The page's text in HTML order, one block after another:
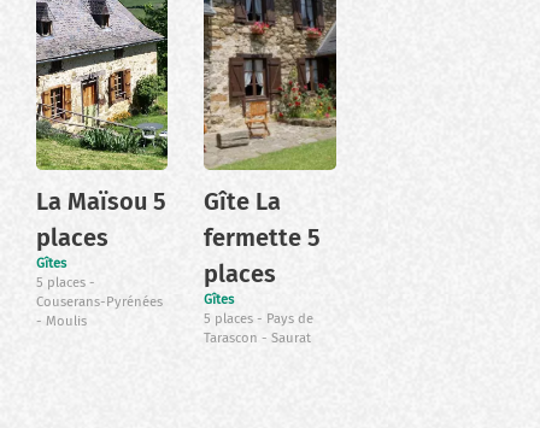
La Maïsou 5
places
Gîtes
5 places
Couserans-Pyrénées
Moulis
Gîte La
fermette 5
places
Gîtes
5 places
Pays de
Tarascon
Saurat